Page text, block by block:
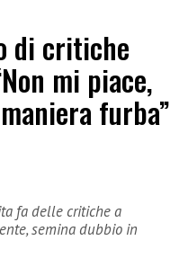
di critiche
mi piace,
furba”
fa delle critiche a
semina dubbio in